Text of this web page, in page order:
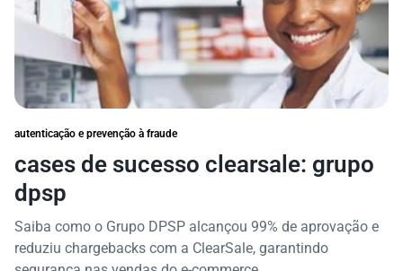
autenticação e prevenção à fraude
cases de sucesso clearsale: grupo
dpsp
Saiba como o Grupo DPSP alcançou 99% de aprovação e
reduziu chargebacks com a ClearSale, garantindo